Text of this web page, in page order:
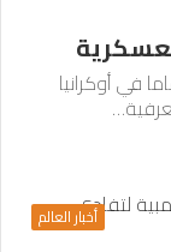
الذين يتراوح سنهم بين 19 و60 عاما في أوكرانيا
أخبار العالم